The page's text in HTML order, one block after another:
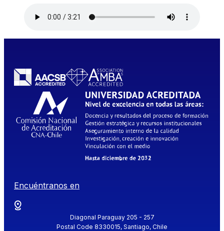
Encuéntranos en
Diagonal Paraguay 205 - 257
Postal Code 8330015, Santiago, Chile